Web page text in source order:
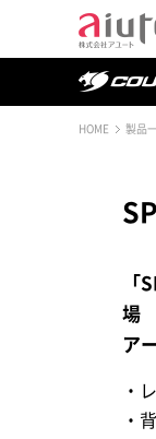
HOME 製品
「
場
ア
・
・